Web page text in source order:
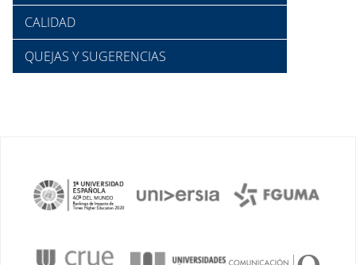
CALIDAD
QUEJAS Y SUGERENCIAS